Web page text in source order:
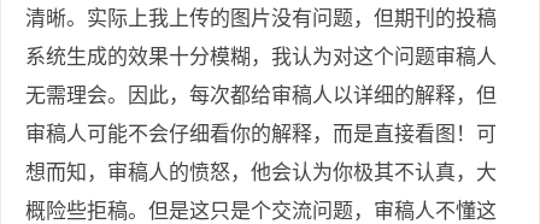
清晰。实际上我上传的图片没有问题，但期刊的投稿
系统生成的效果十分模糊，我认为对这个问题审稿人
无需理会。因此，每次都给审稿人以详细的解释，但
审稿人可能不会仔细看你的解释，而是直接看图！可
想而知，审稿人的愤怒，他会认为你极其不认真，大
概险些拒稿。但是这只是个交流问题，审稿人不懂这